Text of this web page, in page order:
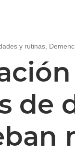
y rutinas
de